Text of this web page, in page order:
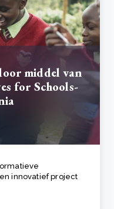
middel van
for Schools-
innovatief project